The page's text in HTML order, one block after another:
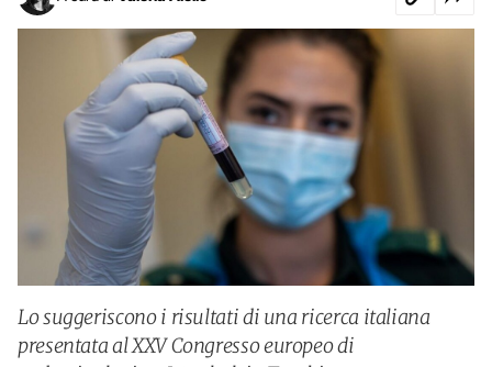
Lo suggeriscono i risultati di una ricerca italiana
presentata al XXV Congresso europeo di